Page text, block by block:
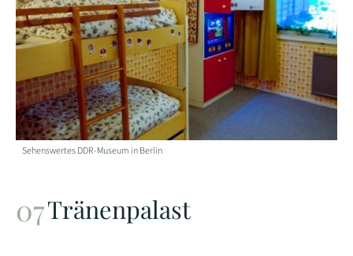
Sehenswertes DDR-Museum in Berlin
Tränenpalast